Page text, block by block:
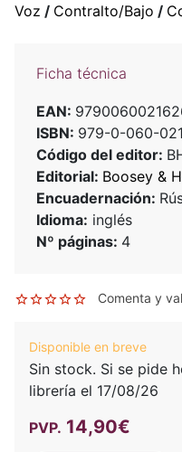
Voz / Contralto/Bajo /
Ficha técnica
EAN:
ISBN: 979-0-060-
Código del editor:
Editorial: Boosey &
Encuadernación:
Idioma: inglés
Nº páginas: 4
Comenta y
Disponible en breve
Sin stock. Si se pide
librería el 17/08/26
PVP. 14,90€